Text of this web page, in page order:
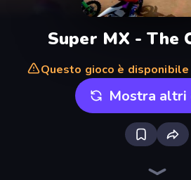
Super MX - The
Questo gioco è
Mostra altri